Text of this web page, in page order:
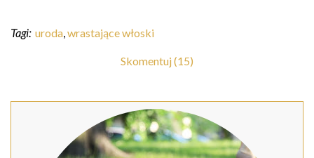
Tagi: uroda,wrastające włoski
Skomentuj (15)